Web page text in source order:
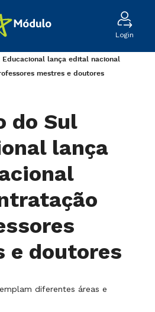
Login
Educacional lança edital nacional
mestres e doutores
do Sul
lança
e doutores
diferentes áreas e